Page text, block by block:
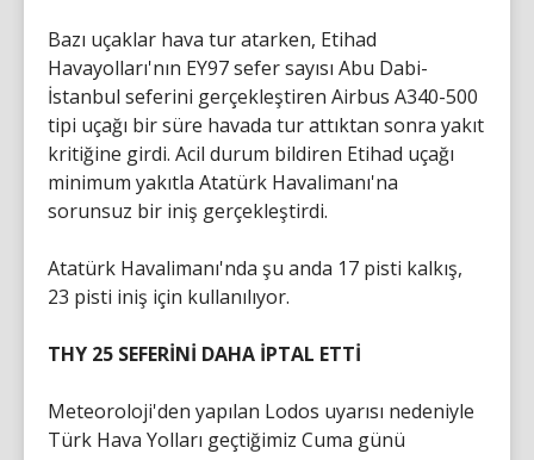
Bazı uçaklar hava tur atarken, Etihad
Havayolları'nın EY97 sefer sayısı Abu Dabi-
İstanbul seferini gerçekleştiren Airbus A340-500
tipi uçağı bir süre havada tur attıktan sonra yakıt
kritiğine girdi. Acil durum bildiren Etihad uçağı
minimum yakıtla Atatürk Havalimanı'na
sorunsuz bir iniş gerçekleştirdi.
Atatürk Havalimanı'nda şu anda 17 pisti kalkış,
23 pisti iniş için kullanılıyor.
THY 25 SEFERİNİ DAHA İPTAL ETTİ
Meteoroloji'den yapılan Lodos uyarısı nedeniyle
Türk Hava Yolları geçtiğimiz Cuma günü